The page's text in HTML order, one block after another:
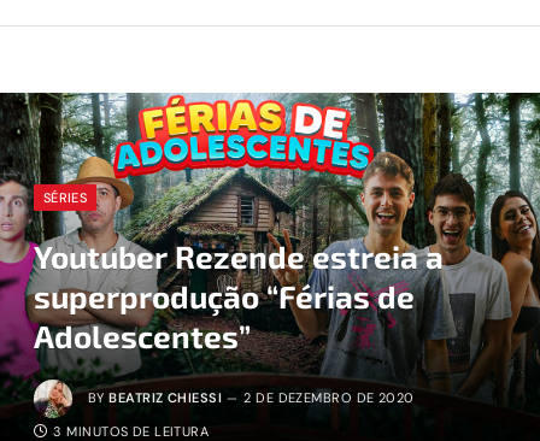
SÉRIES
Youtuber Rezende estreia a
superprodução “Férias de
Adolescentes”
BY BEATRIZ CHIESSI 2 DE DEZEMBRO DE 2020
3 MINUTOS DE LEITURA